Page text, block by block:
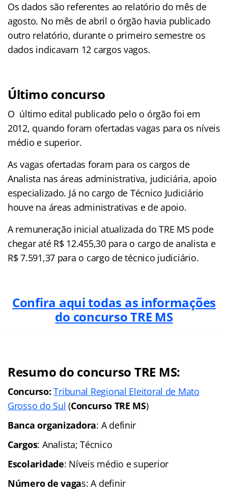
Os dados são referentes ao relatório do mês de
agosto. No mês de abril o órgão havia publicado
outro relatório, durante o primeiro semestre os
dados indicavam 12 cargos vagos.
Último concurso
O último edital publicado pelo o órgão foi em
2012, quando foram ofertadas vagas para os níveis
médio e superior.
As vagas ofertadas foram para os cargos de
Analista nas áreas administrativa, judiciária, apoio
especializado. Já no cargo de Técnico Judiciário
houve na áreas administrativas e de apoio.
A remuneração inicial atualizada do TRE MS pode
chegar até R$ 12.455,30 para o cargo de analista e
R$ 7.591,37 para o cargo de técnico judiciário.
Confira aqui todas as informações
do concurso TRE MS
Resumo do concurso TRE MS:
Concurso:Tribunal Regional Eleitoral de Mato
Grosso do Sul (Concurso TRE MS)
Banca organizadora: A definir
Cargos: Analista; Técnico
Escolaridade: Níveis médio e superior
Número de vagas: A definir